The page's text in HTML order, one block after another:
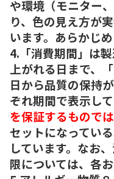
や環境（モニター
り、色の見え方が
います。あらかじ
4.「消費期間」は
上がれる日まで、
日から品質の保持
ぞれ期間で表示して
を保証するものでは
セットになってい
しています。なお
限については、各